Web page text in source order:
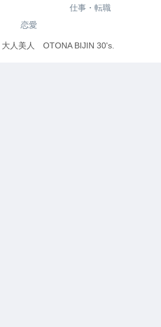
仕事・転職
恋愛
人美人 OTONA BIJIN 30's.